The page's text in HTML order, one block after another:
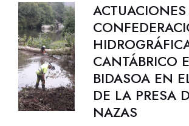
CANTÁBRICO
BIDASOA EN
DE LA PRESA
NAZAS